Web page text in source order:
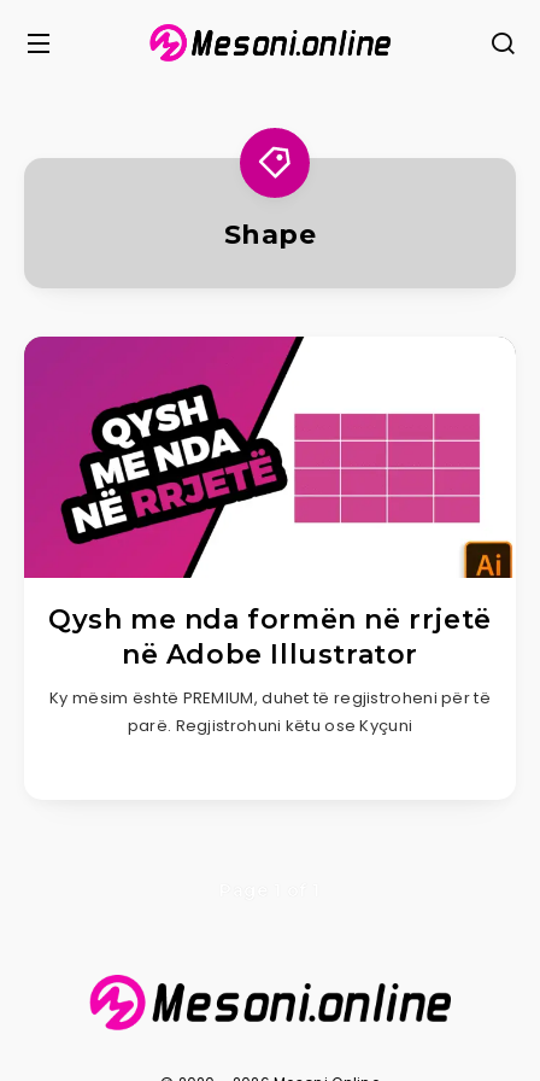
Shape
Qysh me nda formën në rrjetë
në Adobe Illustrator
Ky mësim është PREMIUM, duhet të regjistroheni për të
parë. Regjistrohuni këtu ose Kyçuni